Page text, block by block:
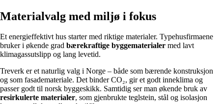
Materialvalg med miljø i fokus
Et energieffektivt hus starter med riktige materialer. Typehusfirmaene
bruker i økende grad bærekraftige byggematerialer med lavt
klimagassutslipp og lang levetid.
Treverk er et naturlig valg i Norge – både som bærende konstruksjon
og som fasademateriale. Det binder CO₂, gir et godt inneklima og
passer godt til norsk byggeskikk. Samtidig ser man økende bruk av
resirkulerte materialer, som gjenbrukte teglstein, stål og isolasjon